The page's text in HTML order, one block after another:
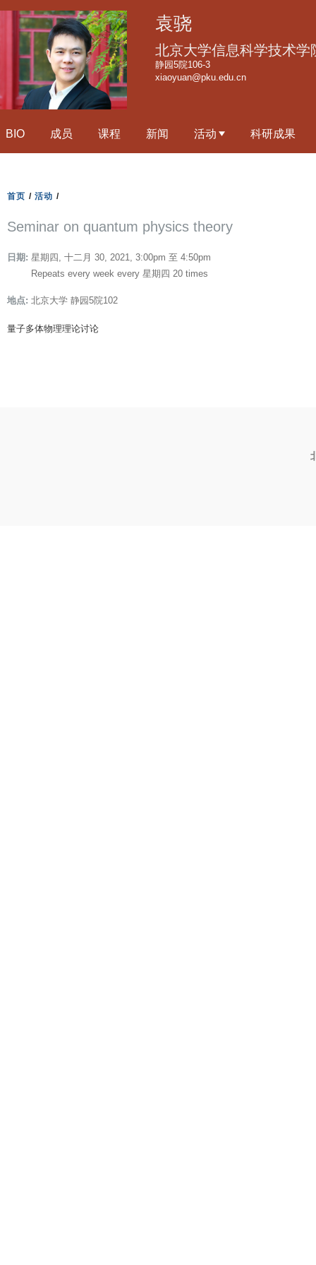
到
内
袁骁
北京大学信息科学技术学
静园5院106-3
xiaoyuan@pku.edu.cn
BIO 成员 课程 新闻 活动 科研成果
首页 / 活动 /
Seminar on quantum physics theory
日期: 星期四, 十二月 30, 2021, 3:00pm 至 4:50pm
Repeats every week every 星期四 20 times
地点: 北京大学 静园5院102
量子多体物理理论讨论